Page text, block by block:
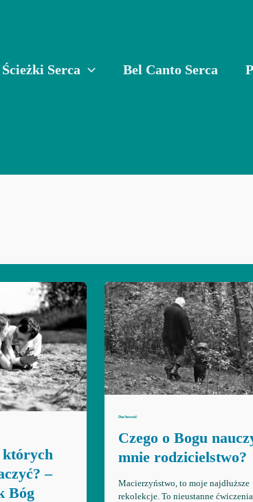
Ścieżki Serca Bel Canto Serca
których
–
Bóg
Duchowość
Czego o Bogu
mnie rodzicielstwo?
Macierzyństwo, to moje najdłuższe
rekolekcje. To nieustanne ćwiczenia